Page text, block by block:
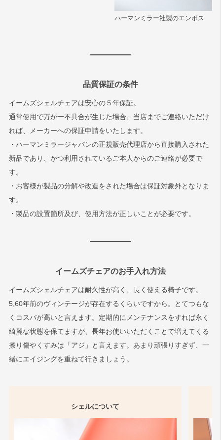
ハーマンミラー社製のエンボス
品質保証の条件
イームズシェルチェアは安心の５年保証。
通常使用で万が一不具合が生じた場合、当店までご連絡いただけ
れば、メーカーへの保証申請をいたします。
・ハーマンミラージャパンの正規販売代理店から直接購入された
新品であり、かつ利用されているご本人からのご連絡が必要で
す。
・お客様が製品の分解や改造をされた場合は保証対象外となりま
す。
・製品の設置箇所及び、使用方法が正しいことが必要です。
イームズチェアのお手入れ方法
イームズシェルチェアは耐久性が高く、長く使える椅子です。
5,60年前のヴィンテージが存在するくらいですから。とてつもな
くコスパが高いと言えます。定期的にメンテナンスをすれば永く
綺麗な状態を保てますが、長年お使いいただくことで増えてくる
擦り傷やくすみは「アジ」と言えます。あまり頑張りすぎず、一
緒にエイジングを重ねて行きましょう。
シェルについて